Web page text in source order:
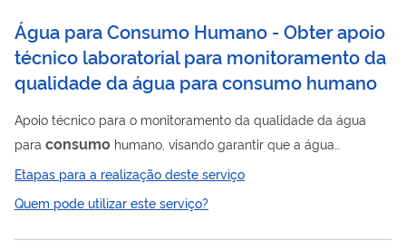
urbanas e rurais. Nestas situações a Funasa atua, de maneira
complementar às ações da Defesa Civil e...
Água para Consumo Humano - Obter apoio
técnico laboratorial para monitoramento da
qualidade da água para consumo humano
Apoio técnico para o monitoramento da qualidade da água
para consumo humano, visando garantir que a água
produzida e distribuída atenda aos padrões estabelecidos na
Portaria de Potabilidade vigente. A ação inclui a realização de
coleta e análise de amostras de água, oferecendo suporte
Etapas para a realização deste serviço
Quem pode utilizar este serviço?